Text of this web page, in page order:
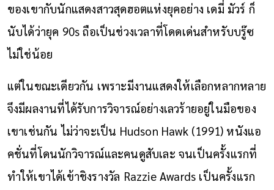
ของเขากับนักแสดงสาวสุดฮอตแห่งยุคอย่าง เดมี่ มัวร์ ก็
นับได้ว่ายุค 90s ถือเป็นช่วงเวลาที่โดดเด่นสำหรับบรู๊ซ
ไม่ใช่น้อย
แต่ในขณะเดียวกัน เพราะมีงานแสดงให้เลือกหลากหลาย
จึงมีผลงานที่ได้รับการวิจารณ์อย่างเลวร้ายอยู่ในมือของ
เขาเช่นกัน ไม่ว่าจะเป็น Hudson Hawk (1991) หนังแอ
คชั่นที่โดนนักวิจารณ์และคนดูสับเละ จนเป็นครั้งแรกที่
ทำให้เขาได้เข้าชิงรางวัล Razzie Awards เป็นครั้งแรก